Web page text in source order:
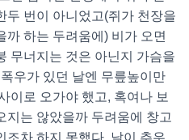
두 번이 아니었고(쥐가 천장을
까 하는 두려움에) 비가 오면
무너지는 것은 아닌지 가슴을
우가 있던 날엔 무릎높이만
이로 오가야 했고, 혹여나 보
지는 않았을까 두려움에 창고